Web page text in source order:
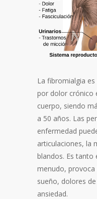
La fibromialgia
por dolor crónico
cuerpo, siendo
a 50 años. Las
enfermedad
articulaciones, la
blandos. Es tanto
menudo,
sueño, dolores
ansiedad.